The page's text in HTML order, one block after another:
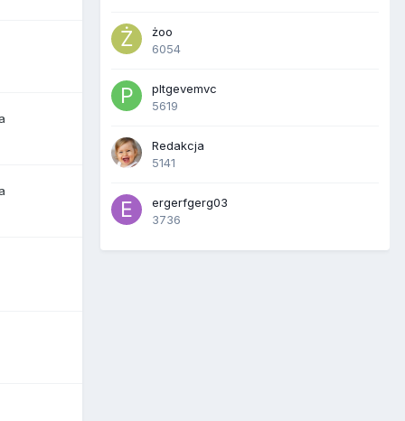
żoo
6054
pltgevemvc
5619
Redakcja
5141
ergerfgerg03
3736